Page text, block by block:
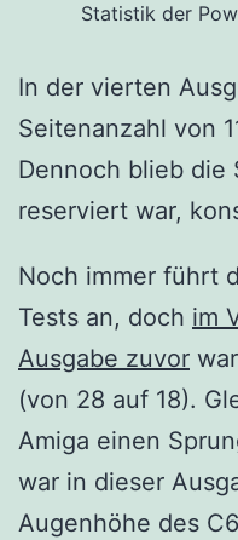
Statistik der
In der vierten
Seitenanzahl von
Dennoch blieb die
reserviert war,
Noch immer führt
Tests an, doch im
Ausgabe zuvor
(von 28 auf 18).
Amiga einen
war in dieser
Augenhöhe des